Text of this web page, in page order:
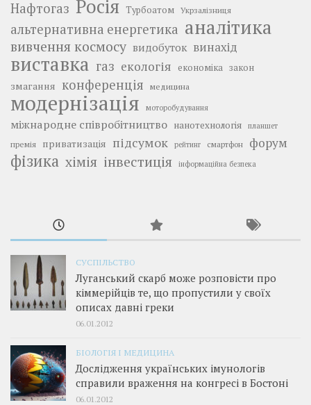
Нафтогаз Росія Турбоатом Укрзалізниця
альтернативна енергетика аналітика
вивчення космосу видобуток винахід
виставка газ екологія економіка закон
змагання конференція медицина
модернізація моторобудування
міжнародне співробітництво нанотехнологія планшет
премія приватизація підсумок рейтинг смартфон форум
фізика хімія інвестиція інформаційна безпека
СУСПІЛЬСТВО
Луганський скарб може розповісти про
кіммерійців те, що пропустили у своїх
описах давні греки
06.01.2012
БІОЛОГІЯ І МЕДИЦИНА
Дослідження українських імунологів
справили враження на конгресі в Бостоні
06.01.2012